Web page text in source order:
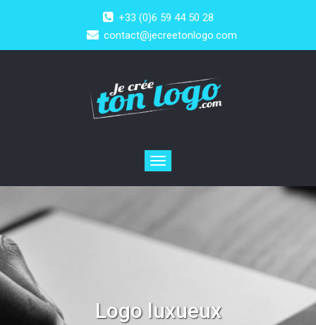
+33 (0)6 59 44 50 28
contact@jecreetonlogo.com
Toggle
navigation
Logo luxueux